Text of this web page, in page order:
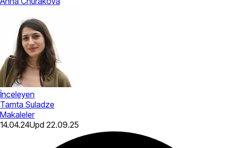
İnceleyen
Tamta Suladze
Makaleler
14.04.24Upd 22.09.25